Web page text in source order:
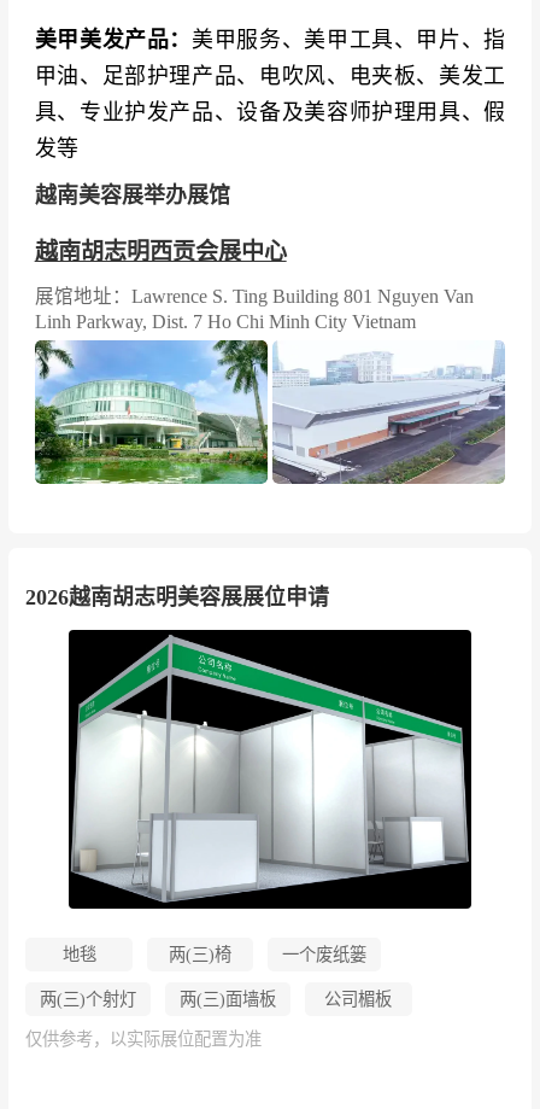
美甲美发产品： 美甲服务、美甲工具、甲片、指
甲油、足部护理产品、电吹风、电夹板、美发工
具、专业护发产品、设备及美容师护理用具、假
发等
越南美容展举办展馆
越南胡志明西贡会展中心
展馆地址：Lawrence S. Ting Building 801 Nguyen Van
Linh Parkway, Dist. 7 Ho Chi Minh City Vietnam
2026越南胡志明美容展展位申请
地毯 两(三)椅 一个废纸篓
两(三)个射灯 两(三)面墙板 公司楣板
仅供参考，以实际展位配置为准